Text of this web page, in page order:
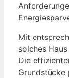
Mit
solches
Die
Grundstücke